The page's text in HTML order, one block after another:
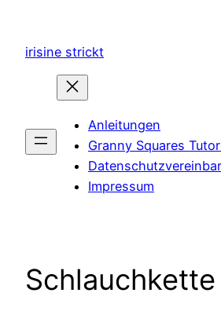
springen
irisine strickt
Anleitungen
Granny Squares
Impressum
Schlauchkette